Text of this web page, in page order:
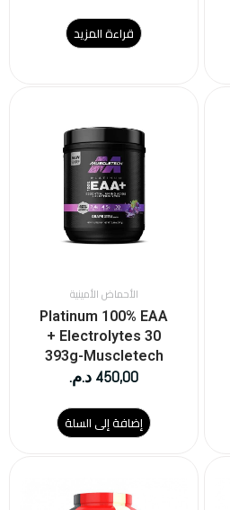
قراءة المزيد
الأحماض الأمينية
Platinum 100% EAA
+ Electrolytes 30
393g-Muscletech
450,00 د.م.
إضافة إلى السلة